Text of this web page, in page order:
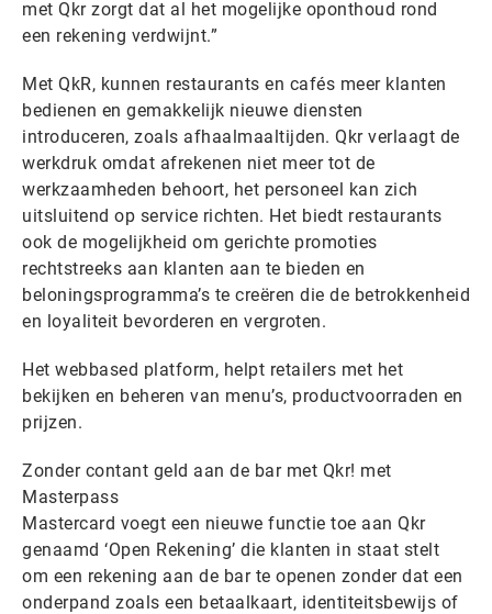
met Qkr zorgt dat al het mogelijke oponthoud rond
een rekening verdwijnt.”
Met QkR, kunnen restaurants en cafés meer klanten
bedienen en gemakkelijk nieuwe diensten
introduceren, zoals afhaalmaaltijden. Qkr verlaagt de
werkdruk omdat afrekenen niet meer tot de
werkzaamheden behoort, het personeel kan zich
uitsluitend op service richten. Het biedt restaurants
ook de mogelijkheid om gerichte promoties
rechtstreeks aan klanten aan te bieden en
beloningsprogramma’s te creëren die de betrokkenheid
en loyaliteit bevorderen en vergroten.
Het webbased platform, helpt retailers met het
bekijken en beheren van menu’s, productvoorraden en
prijzen.
Zonder contant geld aan de bar met Qkr! met
Masterpass
Mastercard voegt een nieuwe functie toe aan Qkr
genaamd ‘Open Rekening’ die klanten in staat stelt
om een rekening aan de bar te openen zonder dat een
onderpand zoals een betaalkaart, identiteitsbewijs of